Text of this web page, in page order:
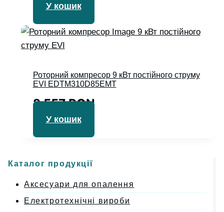
У кошик
Роторний компресор 9 кВт постійного струму
EVI EDTM310D85EMT
2 557RON
У кошик
Каталог продукції
Аксесуари для опалення
Електротехнічні вироби